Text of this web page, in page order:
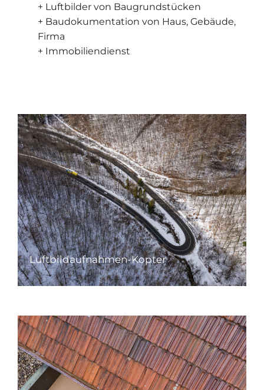
+ Luftbilder von Baugrundstücken
+ Baudokumentation von Haus, Gebäude,
Firma
+ Immobiliendienst
Luftbildaufnahmen-Kopter